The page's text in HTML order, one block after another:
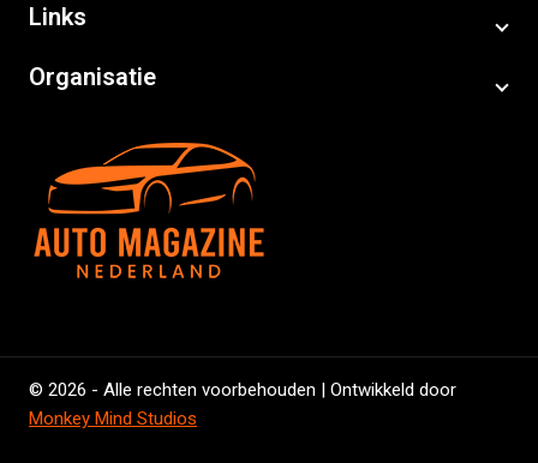
Links
Organisatie
© 2026 - Alle rechten voorbehouden | Ontwikkeld door
Monkey Mind Studios